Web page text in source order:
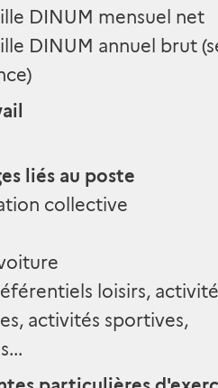
DINUM mensuel net
DINUM annuel brut
liés au poste
collective
loisirs,
activités sportives,